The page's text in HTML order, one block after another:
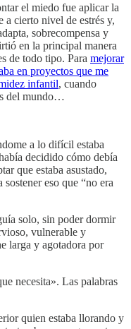
el miedo fue aplicar la
a cierto nivel de estrés y,
sobrecompensa y
en la principal manera
de todo tipo. Para mejorar
en proyectos que me
infantil, cuando
del mundo…
a lo difícil estaba
decidido cómo debía
que estaba asustado,
eso que “no era
solo, sin poder dormir
vulnerable y
larga y agotadora por
necesita». Las palabras
quien estaba llorando y